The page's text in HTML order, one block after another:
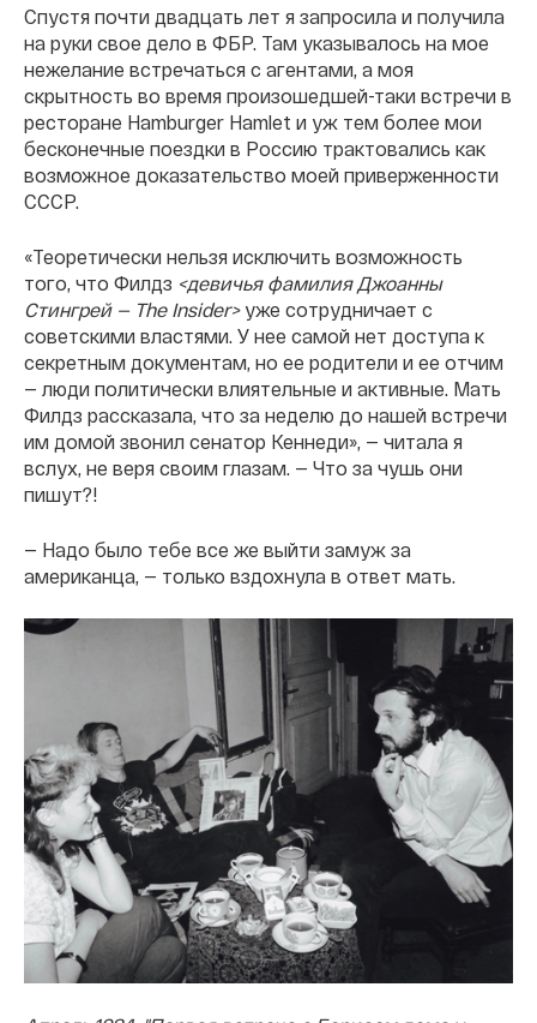
Спустя почти двадцать лет я запросила и получила
на руки свое дело в ФБР. Там указывалось на мое
нежелание встречаться с агентами, а моя
скрытность во время произошедшей-таки встречи в
ресторане Hamburger Hamlet и уж тем более мои
бесконечные поездки в Россию трактовались как
возможное доказательство моей приверженности
СССР.
«Теоретически нельзя исключить возможность
того, что Филдз <девичья фамилия Джоанны
Стингрей — The Insider>уже сотрудничает с
советскими властями. У нее самой нет доступа к
секретным документам, но ее родители и ее отчим
— люди политически влиятельные и активные. Мать
Филдз рассказала, что за неделю до нашей встречи
им домой звонил сенатор Кеннеди», — читала я
вслух, не веря своим глазам. — Что за чушь они
пишут?!
— Надо было тебе все же выйти замуж за
американца, — только вздохнула в ответ мать.